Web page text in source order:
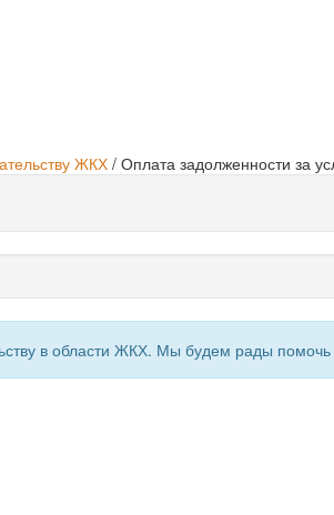
ЖКХ / Оплата задолженности за
в области ЖКХ. Мы будем рады